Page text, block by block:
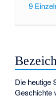
9
Die heutige
Geschichte